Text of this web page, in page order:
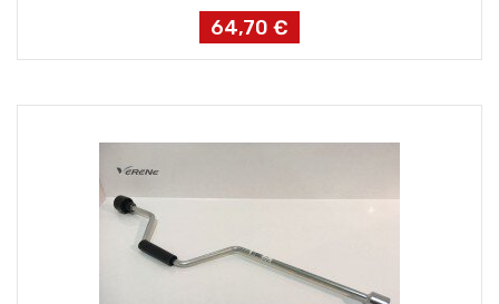
Prix
64,70 €